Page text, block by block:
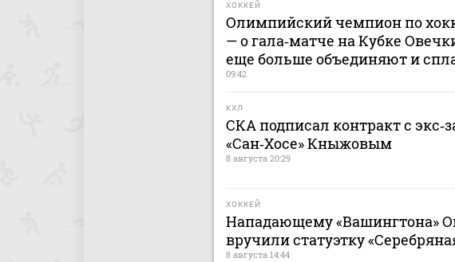
ХОККЕЙ
Олимпийский чемпион по
— о гала‑матче на Кубке
еще больше объединяют и
09:42
КХЛ
СКА подписал контракт с
«Сан‑Хосе» Кныжовым
8 августа 20:29
ХОККЕЙ
Нападающему «Вашингтона»
вручили статуэтку
8 августа 14:44